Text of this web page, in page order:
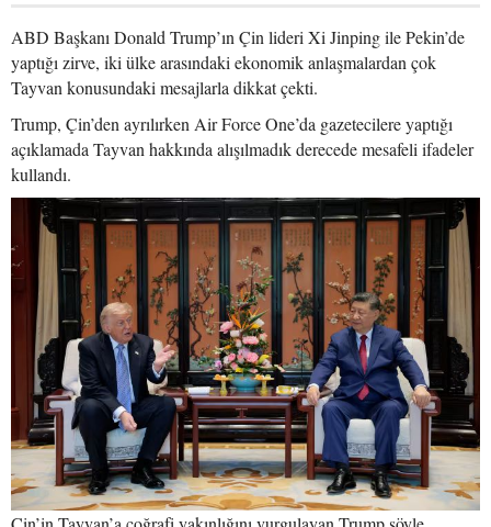
ABD Başkanı Donald Trump’ın Çin lideri Xi Jinping ile Pekin’de
yaptığı zirve, iki ülke arasındaki ekonomik anlaşmalardan çok
Tayvan konusundaki mesajlarla dikkat çekti.
Trump, Çin’den ayrılırken Air Force One’da gazetecilere yaptığı
açıklamada Tayvan hakkında alışılmadık derecede mesafeli ifadeler
kullandı.